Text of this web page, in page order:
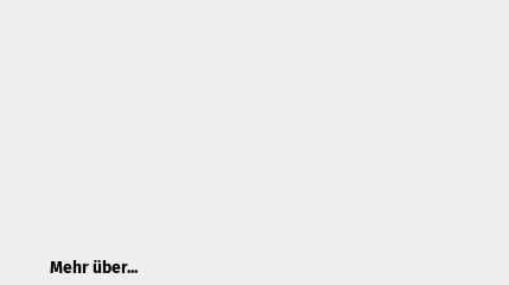
Mehr über...